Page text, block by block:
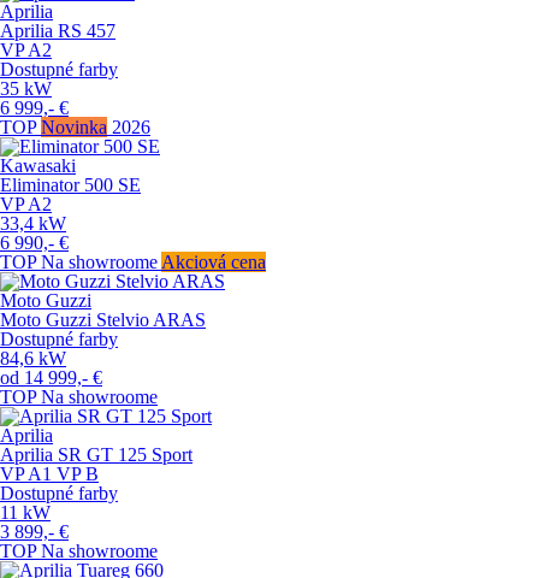
Aprilia
Aprilia RS 457
VPA2
Dostupné farby
35 kW
6 999,- €
TOP Novinka 2026
Kawasaki
Eliminator 500 SE
VPA2
33,4 kW
6 990,- €
TOP Na showroome Akciová cena
Moto Guzzi
Moto Guzzi Stelvio ARAS
Dostupné farby
84,6 kW
od 14 999,- €
TOP Na showroome
Aprilia
Aprilia SR GT 125 Sport
VPA1 VPB
Dostupné farby
11 kW
3 899,- €
TOP Na showroome